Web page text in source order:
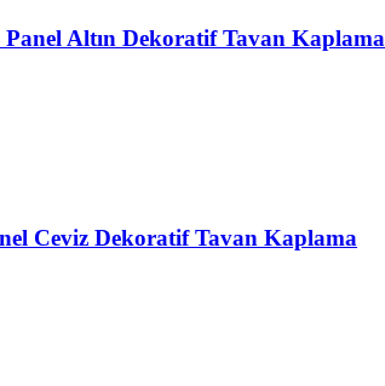
Altın Dekoratif Tavan Kaplama
Ceviz Dekoratif Tavan Kaplama